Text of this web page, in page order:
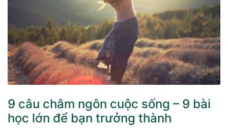
9 câu châm ngôn cuộc sống – 9 bài
học lớn để bạn trưởng thành